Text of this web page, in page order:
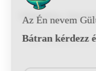
Vélemény,
Comment
Az Én nevem
Bátran kérdezz